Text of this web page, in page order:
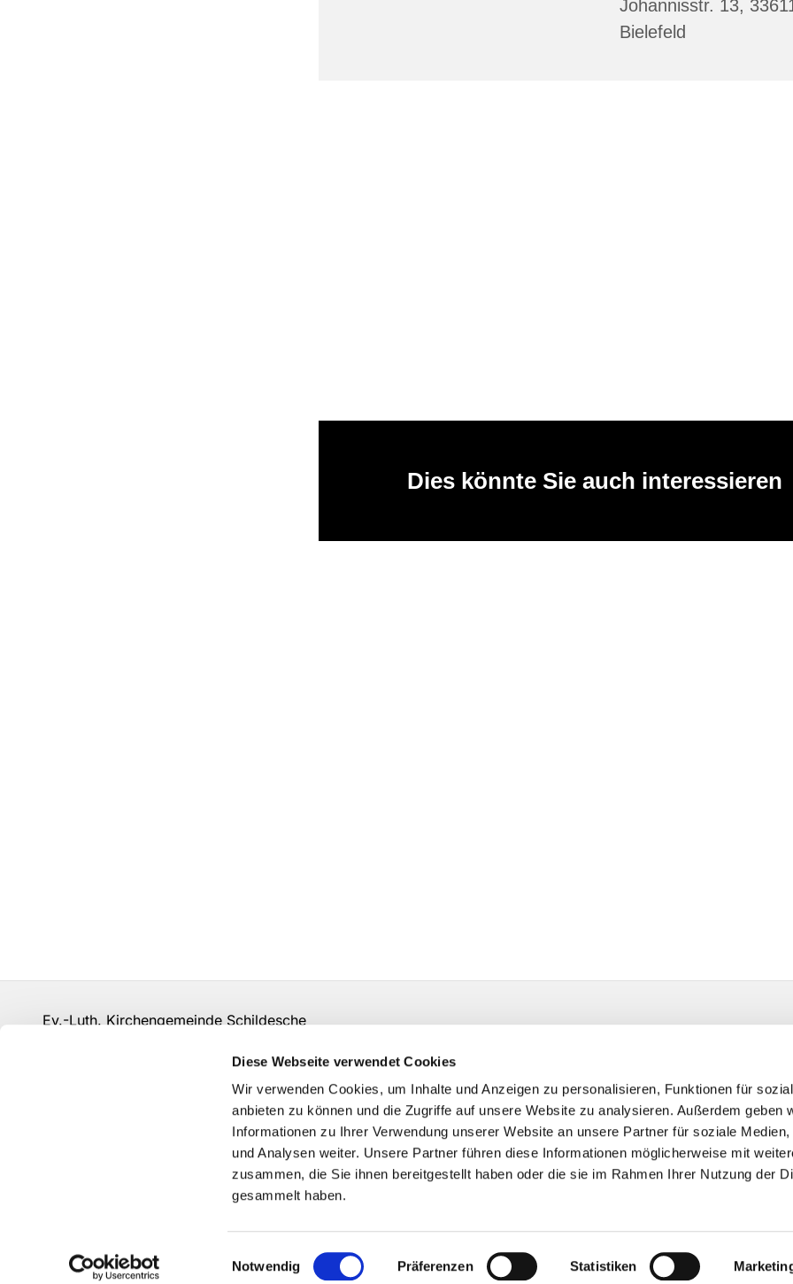
Diese Webseite verwendet Cookies
Wir verwenden Cookies, um Inhalte und Anzeigen zu personalisieren, Funktionen für
anbieten zu können und die Zugriffe auf unsere Website zu analysieren. Außerdem geben
Informationen zu Ihrer Verwendung unserer Website an unsere Partner für soziale Medien,
und Analysen weiter. Unsere Partner führen diese Informationen möglicherweise mit
zusammen, die Sie ihnen bereitgestellt haben oder die sie im Rahmen Ihrer Nutzung der
gesammelt haben.
Einwilligungsauswahl
Notwendig Präferenzen Statistiken
Johannisstr. 13,
Bielefeld
Dies könnte Sie auch interessieren
Ev.-Luth. Kirchengemeinde Schildesche